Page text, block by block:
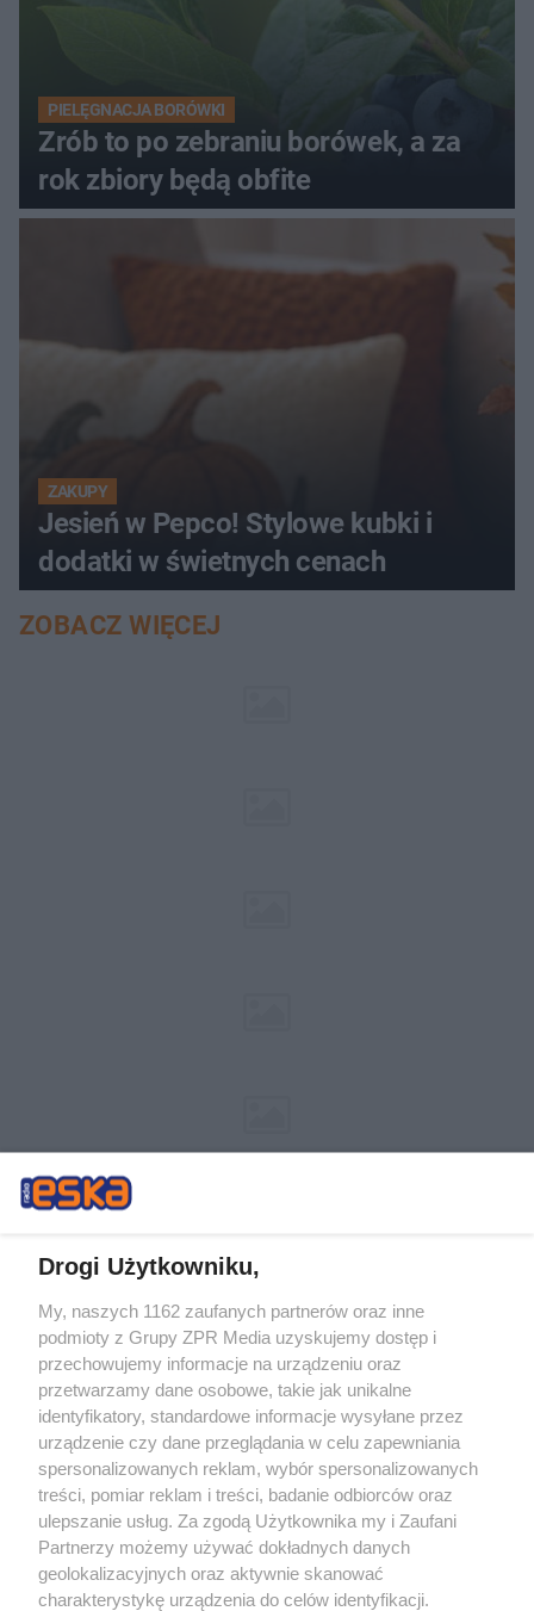
PIELĘGNACJA BORÓWKI
Zrób to po zebraniu borówek, a za
rok zbiory będą obfite
ZAKUPY
Jesień w Pepco! Stylowe kubki i
dodatki w świetnych cenach
ZOBACZ WIĘCEJ
Żaden utwór zamieszczony w serwisie nie może być powielany i
rozpowszechniany lub dalej rozpowszechniany w jakikolwiek sposób (w
tym także elektroniczny lub mechaniczny) na jakimkolwiek polu
eksploatacji w jakiejkolwiek formie, włącznie z umieszczaniem w Internecie
bez pisemnej zgody właściciela praw. Jakiekolwiek użycie lub
wykorzystanie utworów w całości lub w części z naruszeniem prawa, tzn.
bez właściwej zgody, jest zabronione pod groźbą kary i może być ścigane
prawnie.
Drogi Użytkowniku,
My, naszych 1162 zaufanych partnerów oraz inne
podmioty z Grupy ZPR Media uzyskujemy dostęp i
przechowujemy informacje na urządzeniu oraz
przetwarzamy dane osobowe, takie jak unikalne
identyfikatory, standardowe informacje wysyłane przez
urządzenie czy dane przeglądania w celu zapewniania
spersonalizowanych reklam, wybór spersonalizowanych
treści, pomiar reklam i treści, badanie odbiorców oraz
ulepszanie usług. Za zgodą Użytkownika my i Zaufani
Partnerzy możemy używać dokładnych danych
geolokalizacyjnych oraz aktywnie skanować
charakterystykę urządzenia do celów identyfikacji.